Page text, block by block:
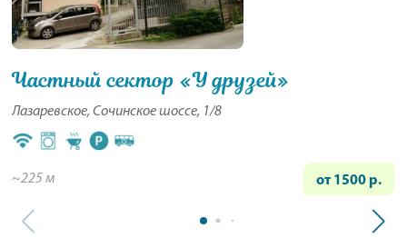
Частный сектор «У друзей»
Лазаревское, Сочинское шоссе, 1/8
~225 м от 1500 р.